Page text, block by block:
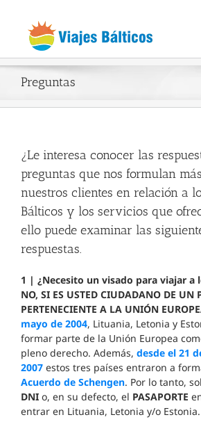
content
Preguntas
¿Le interesa conocer las
preguntas que nos formulan
nuestros clientes en relación a
Bálticos y los servicios que
ello puede examinar las
respuestas.
1 | ¿Necesito un visado para viajar a
NO, SI ES USTED CIUDADANO DE UN
PERTENECIENTE A LA UNIÓN
mayo de 2004, Lituania, Letonia y
formar parte de la Unión Europea
pleno derecho. Además, desde el 21
2007 estos tres países entraron a
Acuerdo de Schengen. Por lo tanto,
DNI o, en su defecto, el PASAPORTE
entrar en Lituania, Letonia y/o Estonia.